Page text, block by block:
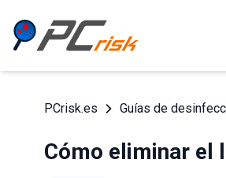
PCrisk.es Guías de
Cómo eliminar el